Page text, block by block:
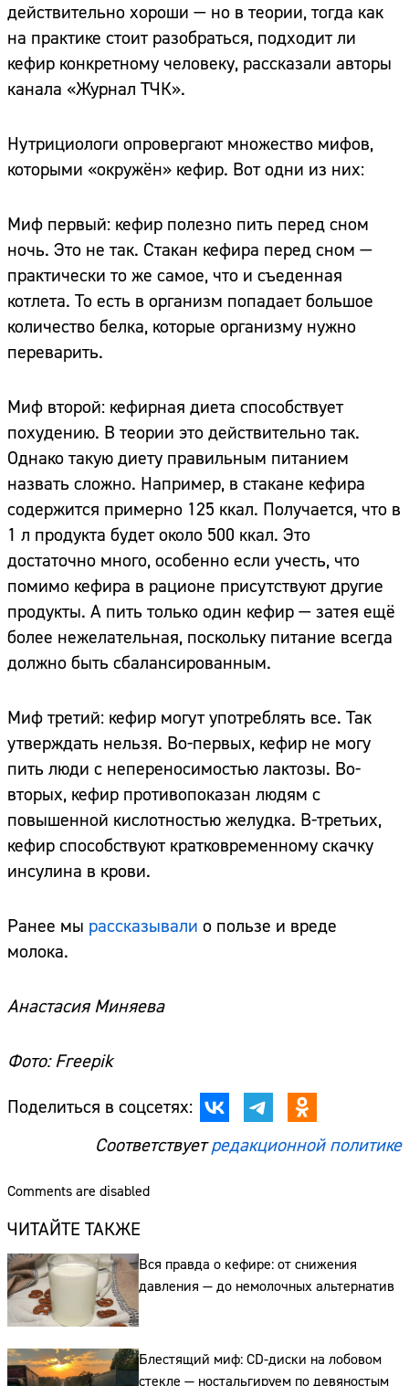
действительно хороши — но в теории, тогда как
на практике стоит разобраться, подходит ли
кефир конкретному человеку, рассказали авторы
канала «Журнал ТЧК».
Нутрициологи опровергают множество мифов,
которыми «окружён» кефир. Вот одни из них:
Миф первый: кефир полезно пить перед сном
ночь. Это не так. Стакан кефира перед сном —
практически то же самое, что и съеденная
котлета. То есть в организм попадает большое
количество белка, которые организму нужно
переварить.
Миф второй: кефирная диета способствует
похудению. В теории это действительно так.
Однако такую диету правильным питанием
назвать сложно. Например, в стакане кефира
содержится примерно 125 ккал. Получается, что в
1 л продукта будет около 500 ккал. Это
достаточно много, особенно если учесть, что
помимо кефира в рационе присутствуют другие
продукты. А пить только один кефир — затея ещё
более нежелательная, поскольку питание всегда
должно быть сбалансированным.
Миф третий: кефир могут употреблять все. Так
утверждать нельзя. Во-первых, кефир не могу
пить люди с непереносимостью лактозы. Во-
вторых, кефир противопоказан людям с
повышенной кислотностью желудка. В-третьих,
кефир способствуют кратковременному скачку
инсулина в крови.
Ранее мы рассказывали о пользе и вреде
молока.
Анастасия Миняева
Фото: Freepik
Поделиться в соцсетях:
Соответствуетредакционной политике
Comments are disabled
ЧИТАЙТЕ ТАКЖЕ
Вся правда о кефире: от снижения
давления — до немолочных альтернатив
Блестящий миф: CD-диски на лобовом
стекле — ностальгируем по девяностым